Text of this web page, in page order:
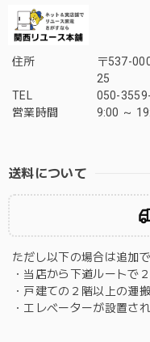
住所
〒537-
25
TEL
050-
営業時間
9:00 ～
送料について
ただし以下の場合は追加
・当店から下道ルートで
・戸建ての２階以上の運搬
・エレベーターが設置さ